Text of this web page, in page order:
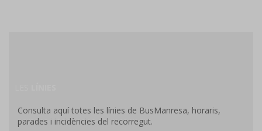
Consulta aquí totes les línies de BusManresa, horaris,
parades i incidències del recorregut.